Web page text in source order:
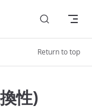
Return to top
性)